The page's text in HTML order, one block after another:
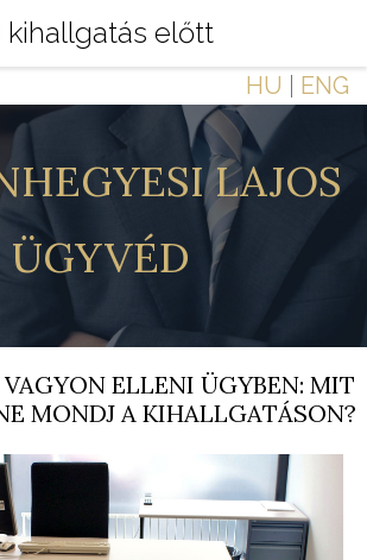
HU ENG
LAJOS
ÜGYVÉD
ELLENI ÜGYBEN: MIT
MONDJ A KIHALLGATÁSON?
előtt